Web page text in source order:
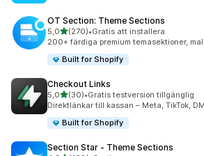
OT Section: Theme Sections
5,0av 5 stjärnor
(270)
270 recensioner totalt
•Gratis att installera
200+ färdiga premium temasektioner,
Built for Shopify
Checkout Links
5,0av 5 stjärnor
(30)
30 recensioner totalt
•Gratis testversion tillgänglig
Direktlänkar till kassan – Meta, TikTok,
Built for Shopify
Section Star ‑ Theme Sections